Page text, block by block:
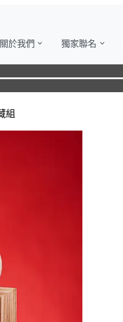
關於我們 獨家聯名
組